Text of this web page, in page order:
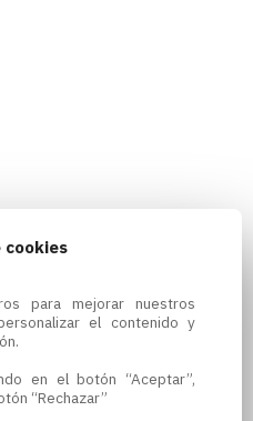
cookies
para mejorar nuestros
el contenido y
en el botón “Aceptar”,
“Rechazar”